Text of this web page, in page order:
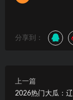
分享到：
上一篇
2026热门大瓜：